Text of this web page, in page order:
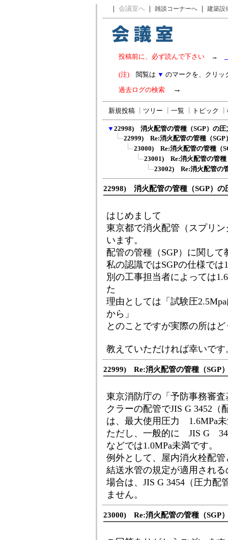
｜ 会議室へ ｜ 雑談コーナーへ ｜ 建築設
投稿前に、必ず読んで下さい →
(注) 閲覧は ▼ のマークを、クリッ
過去ログの検索 →
新規投稿 ツリー 一覧 トピック
▼ 22998) 消火配管の管種（SGP）の圧
22999) Re:消火配管の管種（SGP
23000) Re:消火配管の管種（
23001) Re:消火配管の管種
23002) Re:消火配管の
22998) 消火配管の管種（SGP）の
はじめまして
東京都で消火配管（スプリ
います。
配管の管種（SGP）に関し
私の認識ではSGPの仕様で
別の工事担当者によっては
た
理由としては「試験圧
から」
とのことですが実際の所は
教えていただければ幸いで
22999) Re:消火配管の管種（SGP
東京消防庁の「予防事務審
クラーの配管でJIS G 3452
は、最大使用圧力 1.6MPa
ただし、一般的に JIS G
などでは1.0MPa未満です。
例外として、屋内消火栓配
結送水管の規定が適用され
場合は、JIS G 3454（圧力
ません。
23000) Re:消火配管の管種（SGP